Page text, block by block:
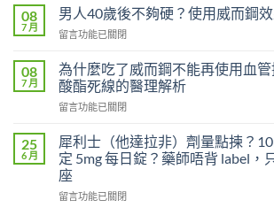
有
嗎？
了
沒
效
別
著
怪
藥，
先
而
鋼
100mg
感
覺，
什
換
每
日
利
08
7 月
男人40歲後不夠硬？使用威而鋼
在
人
40
歲
後
夠
硬？
使
用
威
留言功能已關閉
08
7 月
為什麼吃了威而鋼不能再使用血
酸酯死線的醫理解析
在
什
麼
吃
了
威
留言功能已關閉
25
6 月
犀利士（他達拉非）劑量點揀？
定 5mg 每日錠？藥師唔背 label，
座
在
留言功能已關閉